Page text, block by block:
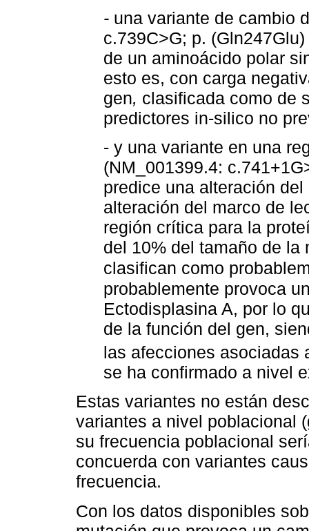
- una variante de cambio
c.739C>G; p.
de un aminoácido polar
esto es, con carga
gen, clasificada como de
predictores in-silico no
- y una variante en una
(NM_001399.4:
predice una alteración
alteración del marco de
región crítica para la
del 10% del tamaño de
clasifican como
probablemente provoca
Ectodisplasina A, por lo
de la función del gen,
las afecciones asociadas
se ha confirmado a nivel
Estas variantes no están
variantes a nivel poblacional
su frecuencia poblacional
concuerda con variantes
frecuencia.
Con los datos disponibles